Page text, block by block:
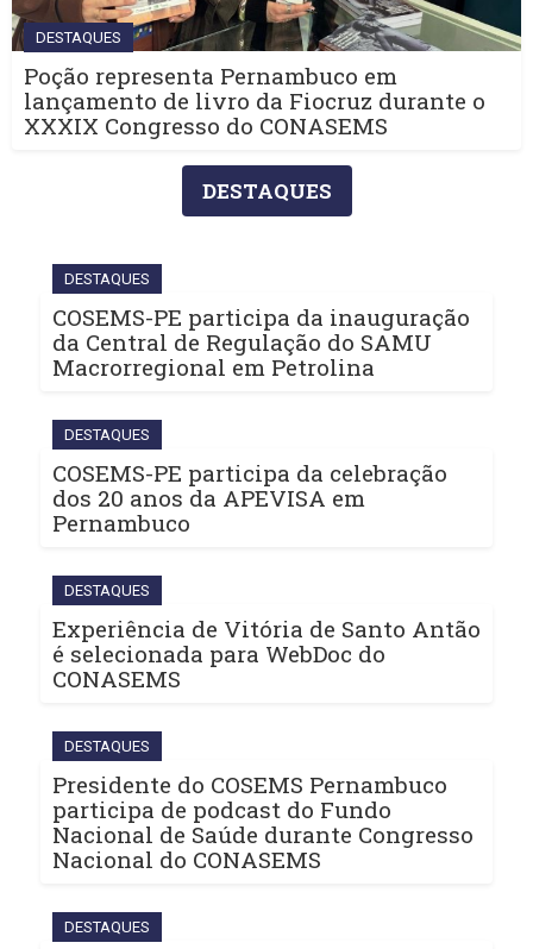
DESTAQUES
Poção representa Pernambuco em
lançamento de livro da Fiocruz durante o
XXXIX Congresso do CONASEMS
DESTAQUES
DESTAQUES
COSEMS-PE participa da inauguração
da Central de Regulação do SAMU
Macrorregional em Petrolina
DESTAQUES
COSEMS-PE participa da celebração
dos 20 anos da APEVISA em
Pernambuco
DESTAQUES
Experiência de Vitória de Santo Antão
é selecionada para WebDoc do
CONASEMS
DESTAQUES
Presidente do COSEMS Pernambuco
participa de podcast do Fundo
Nacional de Saúde durante Congresso
Nacional do CONASEMS
DESTAQUES